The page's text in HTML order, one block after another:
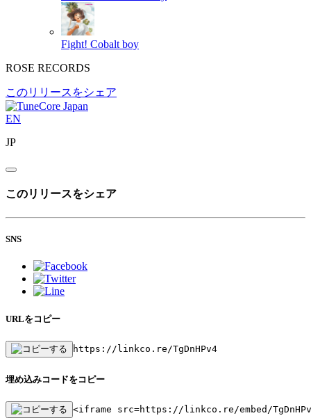
Fight! Cobalt boy
ROSE RECORDS
このリリースをシェア
EN
JP
このリリースをシェア
SNS
URLをコピー
https://linkco.re/TgDnHPv4
埋め込みコードをコピー
<iframe src=https://linkco.re/embed/